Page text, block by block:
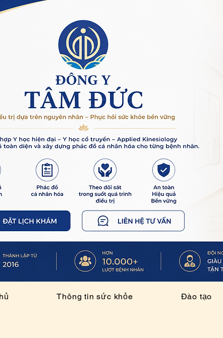
Thông tin sức khỏe Đào tạo